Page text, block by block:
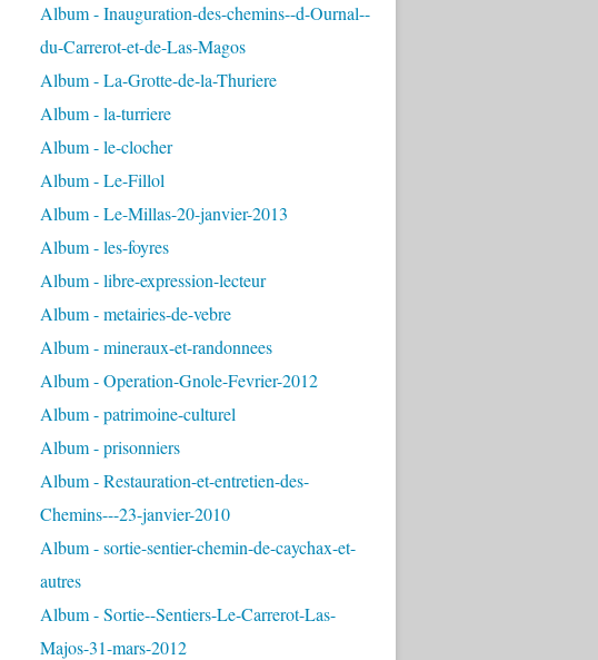
Album - Inauguration-des-chemins--d-Ournal--
du-Carrerot-et-de-Las-Magos
Album - La-Grotte-de-la-Thuriere
Album - la-turriere
Album - le-clocher
Album - Le-Fillol
Album - Le-Millas-20-janvier-2013
Album - les-foyres
Album - libre-expression-lecteur
Album - metairies-de-vebre
Album - mineraux-et-randonnees
Album - Operation-Gnole-Fevrier-2012
Album - patrimoine-culturel
Album - prisonniers
Album - Restauration-et-entretien-des-
Chemins---23-janvier-2010
Album - sortie-sentier-chemin-de-caychax-et-
autres
Album - Sortie--Sentiers-Le-Carrerot-Las-
Majos-31-mars-2012